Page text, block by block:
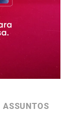
ASSUNTOS